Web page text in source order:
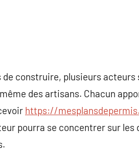
de construire, plusieurs
des artisans. Chacun
https://
pourra se concentrer sur